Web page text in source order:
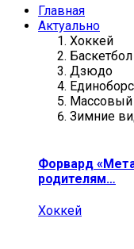
Главная
Актуально
Хоккей
Баскетбол
Дзюдо
Массовый
Зимние
Форвард
родителям…
Хоккей